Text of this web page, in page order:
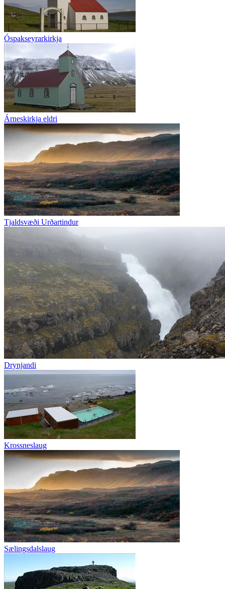
Óspakseyrarkirkja
Árneskirkja eldri
Tjaldsvæði Urðartindur
Drynjandi
Krossneslaug
Sælingsdalslaug